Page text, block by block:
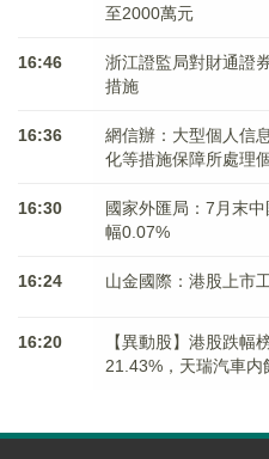
至2000萬元
16:46
浙江證監局對財通證
措施
16:36
網信辦：大型個人信
化等措施保障所處理
16:30
國家外匯局：7月末
幅0.07%
16:24 山金國際：港股上市
16:20
【異動股】港股跌幅
21.43%，天瑞汽車